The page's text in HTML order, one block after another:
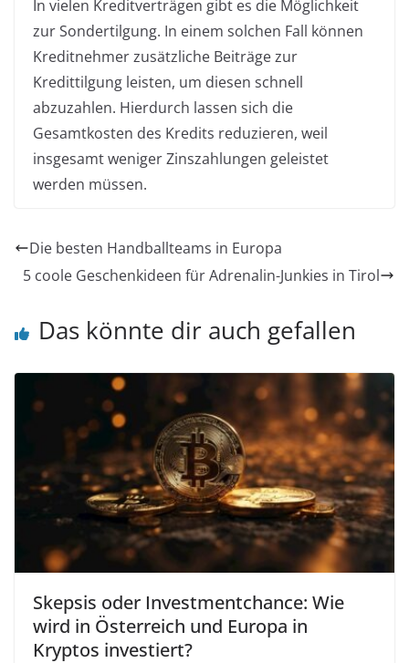
In vielen Kreditverträgen gibt es die Möglichkeit
zur Sondertilgung. In einem solchen Fall können
Kreditnehmer zusätzliche Beiträge zur
Kredittilgung leisten, um diesen schnell
abzuzahlen. Hierdurch lassen sich die
Gesamtkosten des Kredits reduzieren, weil
insgesamt weniger Zinszahlungen geleistet
werden müssen.
Die besten Handballteams in Europa
5 coole Geschenkideen für Adrenalin-Junkies in Tirol
Das könnte dir auch gefallen
Skepsis oder Investmentchance: Wie
wird in Österreich und Europa in
Kryptos investiert?